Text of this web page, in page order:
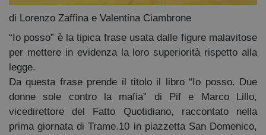
#Trameascuola
Visioni Civiche
Mostra 3D - Visioni Civiche
Il Diritto di Essere
Archivio Storico
Contatti
di Lorenzo Zaffina e Valentina Ciambrone
“Io posso” è la tipica frase usata dalle figure malavitose
per mettere in evidenza la loro superiorità rispetto alla
legge.
Da questa frase prende il titolo il libro “Io posso. Due
donne sole contro la mafia” di Pif e Marco Lillo,
vicedirettore del Fatto Quotidiano, raccontato nella
prima giornata di Trame.10 in piazzetta San Domenico,